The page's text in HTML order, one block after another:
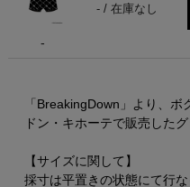
-
- /在庫なし
「BreakingDown」より、ボ
ドン・キホーテで販売した
【サイズに関して】
採寸は平置きの状態にて行な